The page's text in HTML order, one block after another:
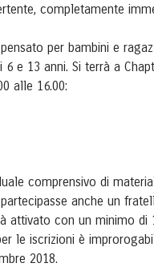
completamente
per bambini e
6 e 13 anni. Si terrà a
alle 16.00:
comprensivo di
anche un
attivato con un minimo di
le iscrizioni è
2018.